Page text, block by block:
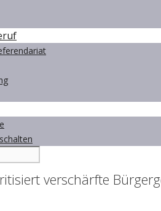
verschärfte